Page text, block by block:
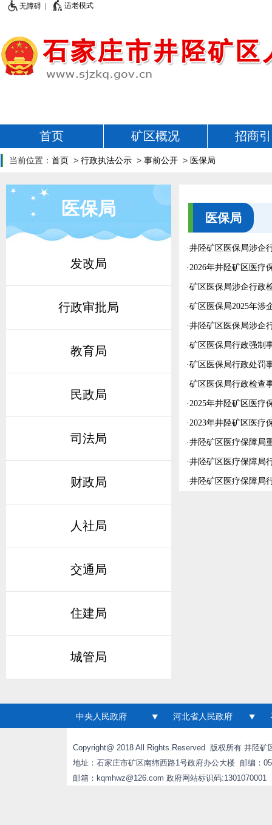
无障碍 | 适老模式
首页 矿区概况 招商
当前位置： 首页 > 行政执法公示 > 事前公开 > 医保局
医保局
发改局
行政审批局
教育局
民政局
司法局
财政局
人社局
交通局
住建局
城管局
医保局
·井陉矿区医保局涉企
·2026年井陉矿区医疗
·矿区医保局涉企行政
·矿区医保局2025年涉
·井陉矿区医保局涉企
·矿区医保局行政强制
·矿区医保局行政处罚
·矿区医保局行政检查
·2025年井陉矿区医疗
·2023年井陉矿区医疗
·井陉矿区医疗保障局
·井陉矿区医疗保障局
·井陉矿区医疗保障局